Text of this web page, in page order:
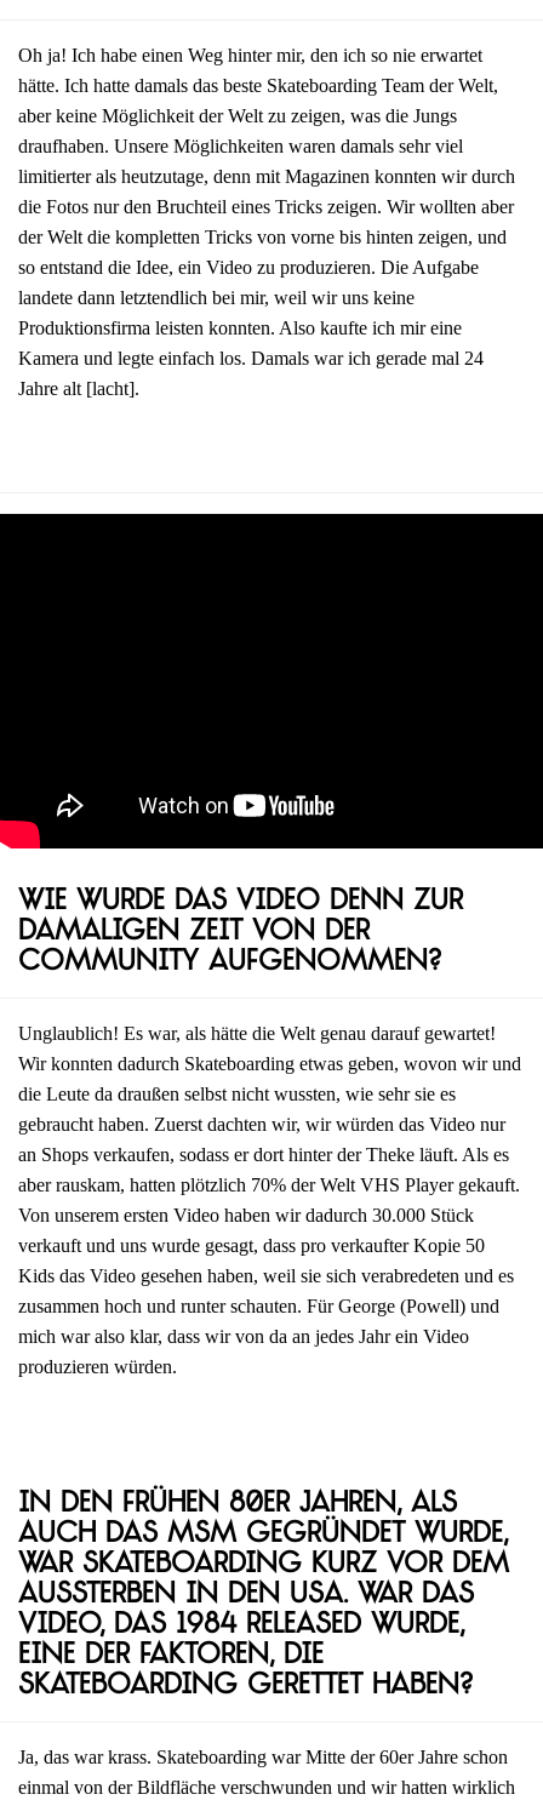
Oh ja! Ich habe einen Weg hinter mir, den ich so nie erwartet
hätte. Ich hatte damals das beste Skateboarding Team der Welt,
aber keine Möglichkeit der Welt zu zeigen, was die Jungs
draufhaben. Unsere Möglichkeiten waren damals sehr viel
limitierter als heutzutage, denn mit Magazinen konnten wir durch
die Fotos nur den Bruchteil eines Tricks zeigen. Wir wollten aber
der Welt die kompletten Tricks von vorne bis hinten zeigen, und
so entstand die Idee, ein Video zu produzieren. Die Aufgabe
landete dann letztendlich bei mir, weil wir uns keine
Produktionsfirma leisten konnten. Also kaufte ich mir eine
Kamera und legte einfach los. Damals war ich gerade mal 24
Jahre alt [lacht].
Wie wurde das Video denn zur
damaligen Zeit von der
Community aufgenommen?
Unglaublich! Es war, als hätte die Welt genau darauf gewartet!
Wir konnten dadurch Skateboarding etwas geben, wovon wir und
die Leute da draußen selbst nicht wussten, wie sehr sie es
gebraucht haben. Zuerst dachten wir, wir würden das Video nur
an Shops verkaufen, sodass er dort hinter der Theke läuft. Als es
aber rauskam, hatten plötzlich 70% der Welt VHS Player gekauft.
Von unserem ersten Video haben wir dadurch 30.000 Stück
verkauft und uns wurde gesagt, dass pro verkaufter Kopie 50
Kids das Video gesehen haben, weil sie sich verabredeten und es
zusammen hoch und runter schauten. Für George (Powell) und
mich war also klar, dass wir von da an jedes Jahr ein Video
produzieren würden.
In den frühen 80er Jahren, als
auch das MSM gegründet wurde,
war Skateboarding kurz vor dem
Aussterben in den USA. War das
Video, das 1984 released wurde,
eine der Faktoren, die
Skateboarding gerettet haben?
Ja, das war krass. Skateboarding war Mitte der 60er Jahre schon
einmal von der Bildfläche verschwunden und wir hatten wirklich